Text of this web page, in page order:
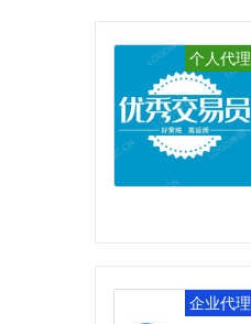
个人代理
企业代理